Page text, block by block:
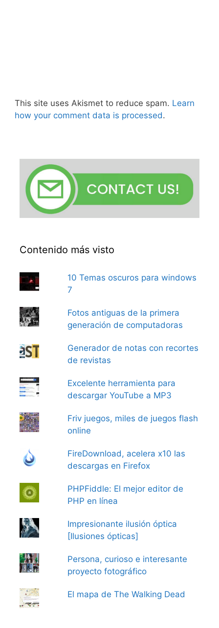
This site uses Akismet to reduce spam. Learn
how your comment data is processed.
Contenido más visto
10 Temas oscuros para windows
7
Fotos antiguas de la primera
generación de computadoras
Generador de notas con recortes
de revistas
Excelente herramienta para
descargar YouTube a MP3
Friv juegos, miles de juegos flash
online
FireDownload, acelera x10 las
descargas en Firefox
PHPFiddle: El mejor editor de
PHP en línea
Impresionante ilusión óptica
[Ilusiones ópticas]
Persona, curioso e interesante
proyecto fotográfico
El mapa de The Walking Dead